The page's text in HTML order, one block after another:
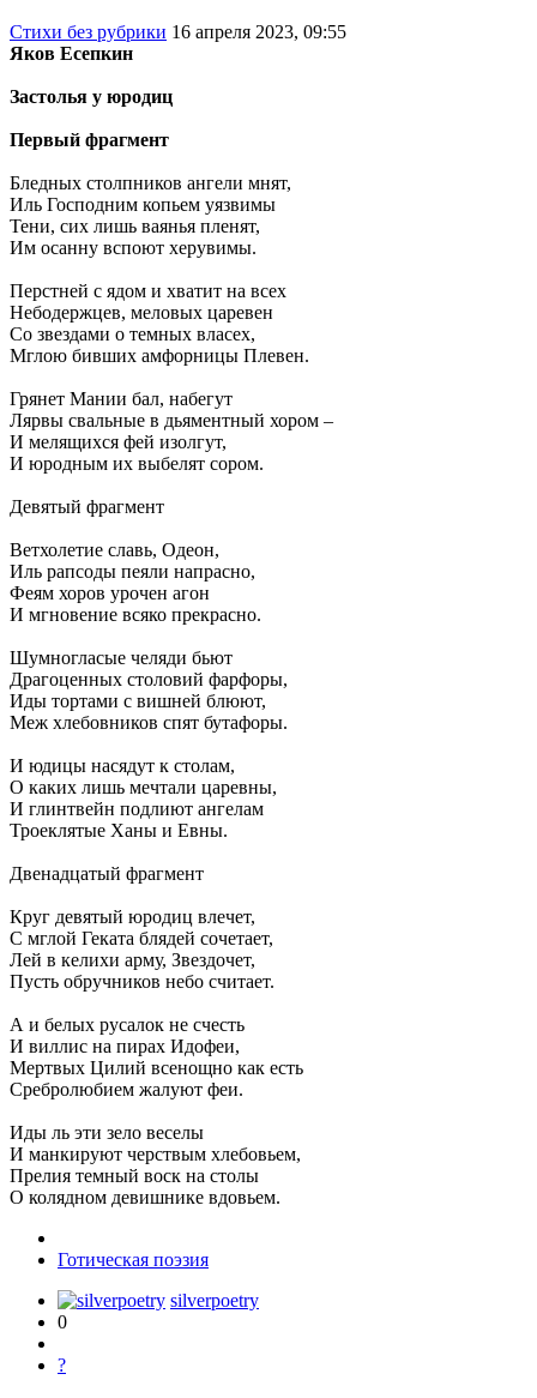
Стихи без рубрики 16 апреля 2023, 09:55
Яков Есепкин
Застолья у юродиц
Первый фрагмент
Бледных столпников ангели мнят,
Иль Господним копьем уязвимы
Тени, сих лишь ваянья пленят,
Им осанну вспоют херувимы.
Перстней с ядом и хватит на всех
Небодержцев, меловых царевен
Со звездами о темных власех,
Мглою бивших амфорницы Плевен.
Грянет Мании бал, набегут
Лярвы свальные в дьяментный хором –
И мелящихся фей изолгут,
И юродным их выбелят сором.
Девятый фрагмент
Ветхолетие славь, Одеон,
Иль рапсоды пеяли напрасно,
Феям хоров урочен агон
И мгновение всяко прекрасно.
Шумногласые челяди бьют
Драгоценных столовий фарфоры,
Иды тортами с вишней блюют,
Меж хлебовников спят бутафоры.
И юдицы насядут к столам,
О каких лишь мечтали царевны,
И глинтвейн подлиют ангелам
Троеклятые Ханы и Евны.
Двенадцатый фрагмент
Круг девятый юродиц влечет,
С мглой Геката блядей сочетает,
Лей в келихи арму, Звездочет,
Пусть обручников небо считает.
А и белых русалок не счесть
И виллис на пирах Идофеи,
Мертвых Цилий всенощно как есть
Сребролюбием жалуют феи.
Иды ль эти зело веселы
И манкируют черствым хлебовьем,
Прелия темный воск на столы
О колядном девишнике вдовьем.
Готическая поэзия
silverpoetry
0
?